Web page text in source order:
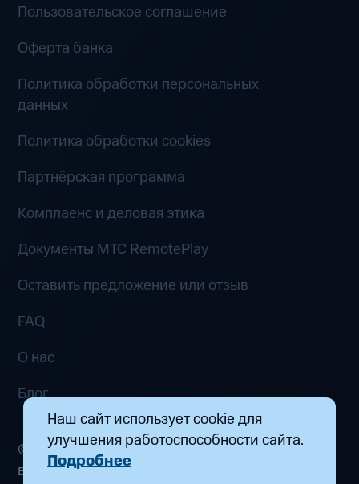
Наш сайт использует cookie для
улучшения работоспособности сайта.
Подробнее
Пользовательское соглашение
Оферта банка
Политика обработки персональных
данных
Политика обработки cookies
Партнёрская программа
Комплаенс и деловая этика
Документы MTC RemotePlay
Оставить предложение или отзыв
FAQ
О нас
Блог
© 2026 ООО «Маркетплейс распределенных
вычислений». Все права защищены